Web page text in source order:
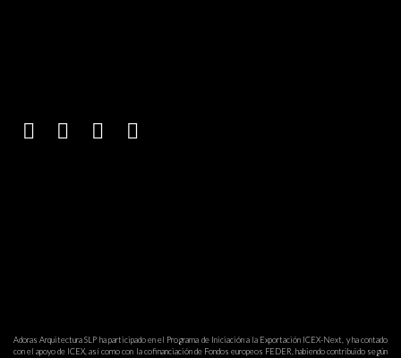
Adoras Arquitectura SLP ha participado en el Programa de Iniciación a la Exportación ICEX-Next, y ha contado
con el apoyo de ICEX, así como con la cofinanciación de Fondos europeos FEDER, habiendo contribuido según